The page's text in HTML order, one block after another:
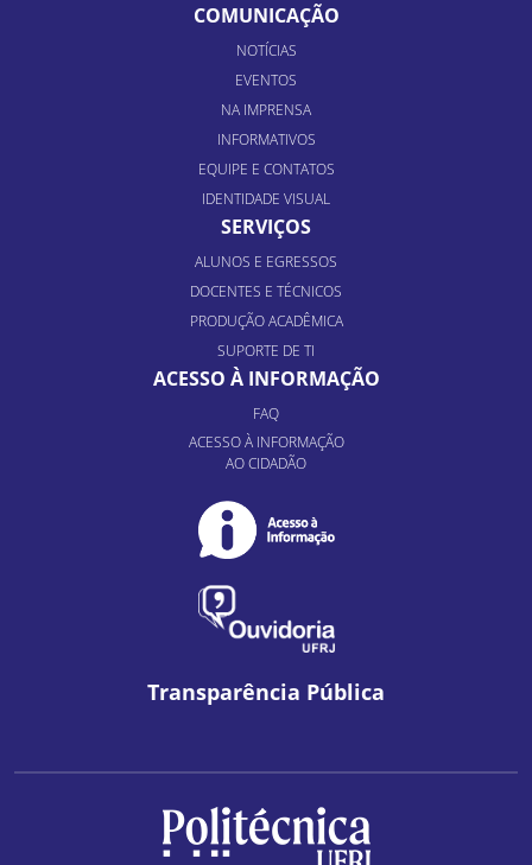
COMUNICAÇÃO
NOTÍCIAS
EVENTOS
NA IMPRENSA
INFORMATIVOS
EQUIPE E CONTATOS
IDENTIDADE VISUAL
SERVIÇOS
ALUNOS E EGRESSOS
DOCENTES E TÉCNICOS
PRODUÇÃO ACADÊMICA
SUPORTE DE TI
ACESSO À INFORMAÇÃO
FAQ
ACESSO À INFORMAÇÃO
AO CIDADÃO
Transparência Pública